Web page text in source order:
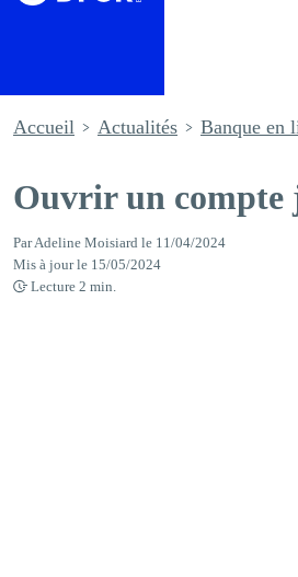
Accueil Actualités Banque en
Ouvrir un compte
ParAdeline Moisiard le 11/04/2024
Mis à jour le 15/05/2024
Lecture 2 min.